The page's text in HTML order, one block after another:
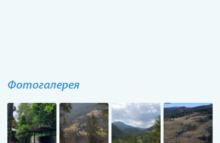
Фотогалерея